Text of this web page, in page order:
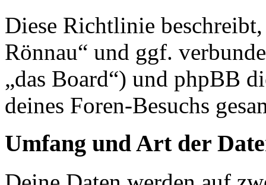
Diese Richtlinie
Rönnau“ und ggf.
„das Board“) und phpBB
deines Foren-Besuchs
Umfang und Art der